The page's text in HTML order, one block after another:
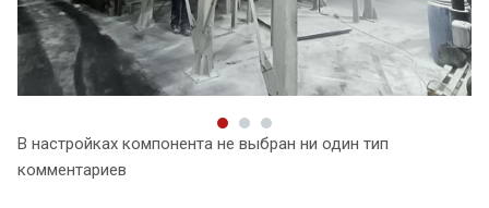
В настройках компонента не выбран ни один тип
комментариев